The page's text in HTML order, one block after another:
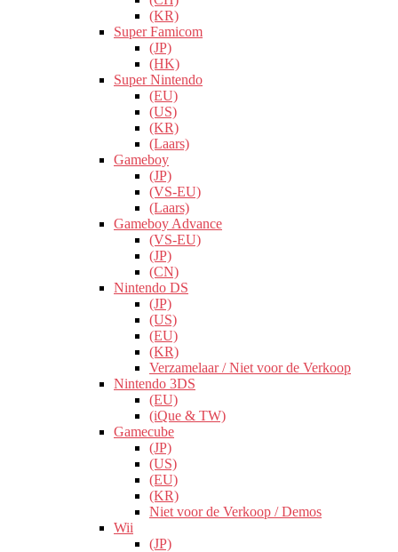
(KR)
Super Famicom
(JP)
(HK)
Super Nintendo
(EU)
(US)
(KR)
(Laars)
Gameboy
(JP)
(VS-EU)
(Laars)
Gameboy Advance
(VS-EU)
(JP)
(CN)
Nintendo DS
(JP)
(US)
(EU)
(KR)
Verzamelaar / Niet voor de Verkoop
Nintendo 3DS
(EU)
(iQue & TW)
Gamecube
(JP)
(US)
(EU)
(KR)
Niet voor de Verkoop / Demos
Wii
(JP)